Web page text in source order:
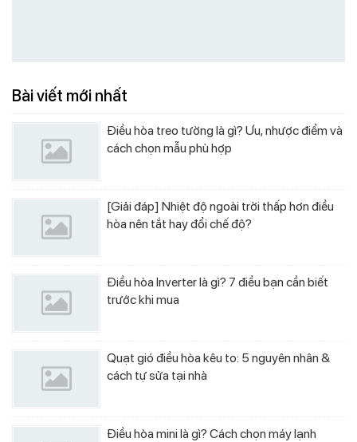
Bài viết mới nhất
Điều hòa treo tường là gì? Ưu, nhược điểm và
cách chọn mẫu phù hợp
[Giải đáp] Nhiệt độ ngoài trời thấp hơn điều
hòa nên tắt hay đổi chế độ?
Điều hòa Inverter là gì? 7 điều bạn cần biết
trước khi mua
Quạt gió điều hòa kêu to: 5 nguyên nhân &
cách tự sửa tại nhà
Điều hòa mini là gì? Cách chọn máy lạnh